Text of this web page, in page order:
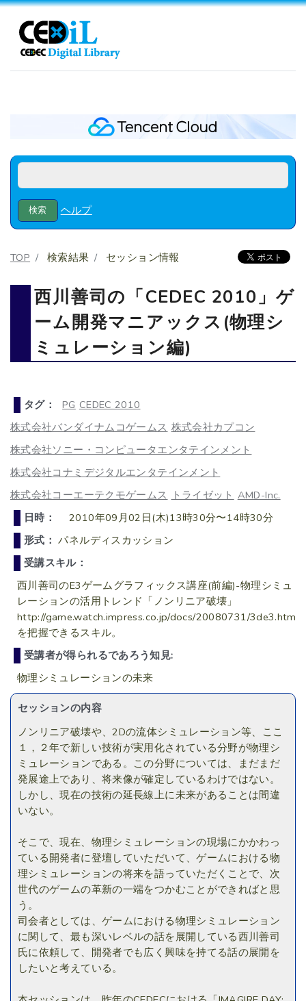
ヘルプ
TOP 検索結果 セッション情報
西川善司の「CEDEC 2010」ゲ
ーム開発マニアックス(物理シ
ミュレーション編)
タグ： PG CEDEC 2010
株式会社バンダイナムコゲームス 株式会社カプコン
株式会社ソニー・コンピュータエンタテインメント
株式会社コナミデジタルエンタテインメント
株式会社コーエーテクモゲームス
トライゼット AMD-Inc.
日時：
2010年09月02日(木)13時30分〜14時30分
形式：パネルディスカッション
受講スキル：
西川善司のE3ゲームグラフィックス講座(前編)-物理シミュ
レーションの活用トレンド「ノンリニア破壊」
http://game.watch.impress.co.jp/docs/20080731/3de3.htm
を把握できるスキル。
受講者が得られるであろう知見:
物理シミュレーションの未来
セッションの内容
ノンリニア破壊や、2Dの流体シミュレーション等、ここ
１，２年で新しい技術が実用化されている分野が物理シ
ミュレーションである。この分野については、まだまだ
発展途上であり、将来像が確定しているわけではない。
しかし、現在の技術の延長線上に未来があることは間違
いない。
そこで、現在、物理シミュレーションの現場にかかわっ
ている開発者に登壇していただいて、ゲームにおける物
理シミュレーションの将来を語っていただくことで、次
世代のゲームの革新の一端をつかむことができればと思
う。
司会者としては、ゲームにおける物理シミュレーション
に関して、最も深いレベルの話を展開している西川善司
氏に依頼して、開発者でも広く興味を持てる話の展開を
したいと考えている。